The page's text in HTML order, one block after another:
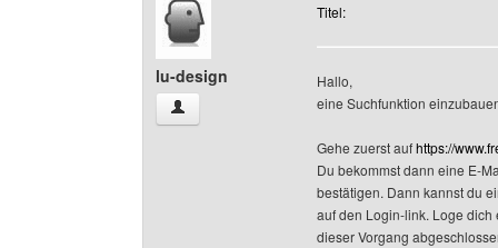
lu-design
lu-design Benutzer-Profile anzeigen
Titel:
Hallo,
eine Suchfunktion
Gehe zuerst aufhttps://
Du bekommst dann eine E-
bestätigen. Dann kannst du
auf den Login-link. Loge dich
dieser Vorgang